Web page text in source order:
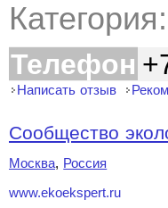
Категория:
Телефон
Написать отзыв
Сообщество
Москва, Россия
www.ekoekspert.ru